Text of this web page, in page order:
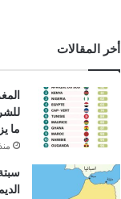
أخر المقالات
ما
منذ 33 دقيقة